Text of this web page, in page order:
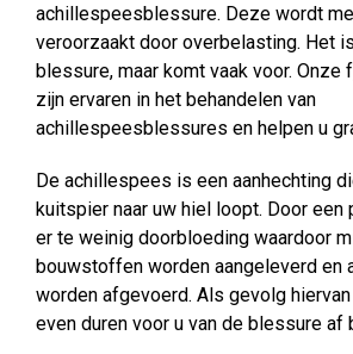
achillespeesblessure. Deze wordt
veroorzaakt door overbelasting. Het
blessure, maar komt vaak voor. Onze
zijn ervaren in het behandelen van
achillespeesblessures en helpen u
De achillespees is een aanhechting
kuitspier naar uw hiel loopt. Door
er te weinig doorbloeding waardoor
bouwstoffen worden aangeleverd en
worden afgevoerd. Als gevolg
even duren voor u van de blessure af